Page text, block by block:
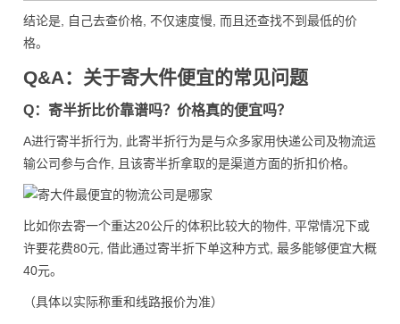
结论是, 自己去查价格, 不仅速度慢, 而且还查找不到最低的价
格。
Q&A：关于寄大件便宜的常见问题
Q：寄半折比价靠谱吗？价格真的便宜吗？
A进行寄半折行为, 此寄半折行为是与众多家用快递公司及物流运
输公司参与合作, 且该寄半折拿取的是渠道方面的折扣价格。
比如你去寄一个重达20公斤的体积比较大的物件, 平常情况下或
许要花费80元, 借此通过寄半折下单这种方式, 最多能够便宜大概
40元。
（具体以实际称重和线路报价为准）